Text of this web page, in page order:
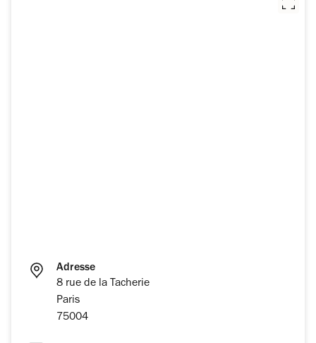
Adresse
8 rue de la Tacherie
Paris
75004